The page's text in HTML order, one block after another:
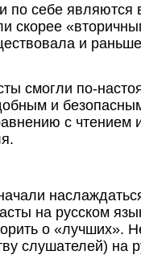
по себе являются
скорее
и
смогли по-
и
с
на русском
о «лучших».
слушателей) на